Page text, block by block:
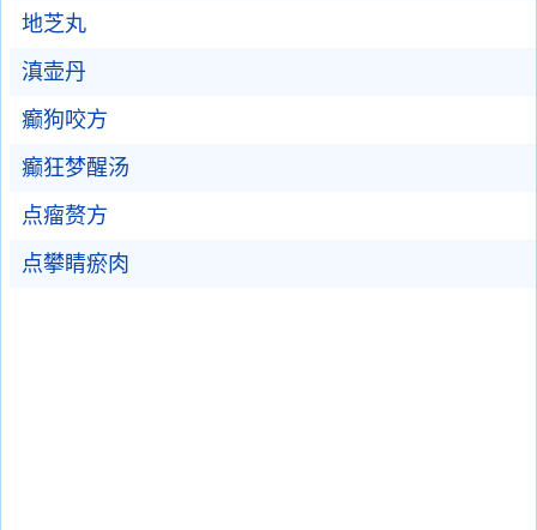
地芝丸
滇壶丹
癫狗咬方
癫狂梦醒汤
点瘤赘方
点攀睛瘀肉